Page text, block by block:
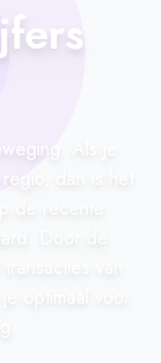
Als je
dan is het